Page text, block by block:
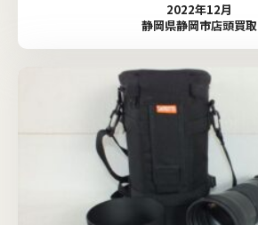
2022年12月
静岡県静岡市店頭買取